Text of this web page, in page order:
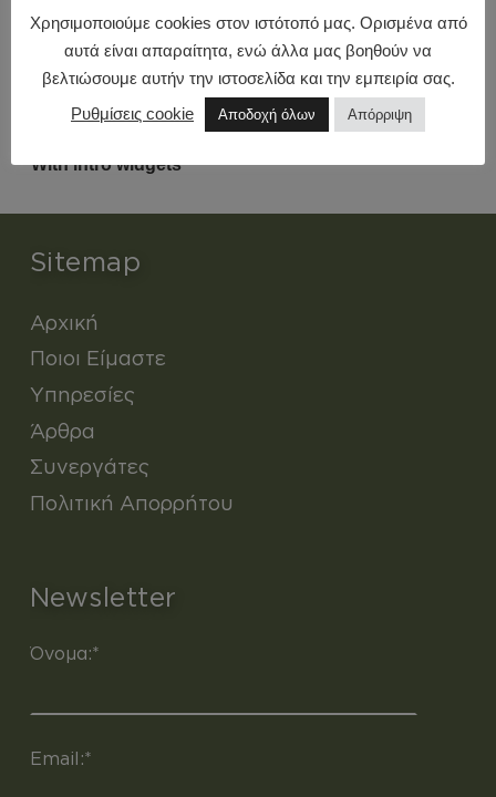
ΠΡΟΗΓΟΎΜΕΝΟ PROJECT
Traditional project layout
With intro widgets
Sitemap
Αρχική
Ποιοι Είμαστε
Υπηρεσίες
Άρθρα
Συνεργάτες
Πολιτική Απορρήτου
Newsletter
Όνομα:*
Email:*
Χρησιμοποιούμε cookies στον ιστότοπό μας. Ορισμένα από
αυτά είναι απαραίτητα, ενώ άλλα μας βοηθούν να
βελτιώσουμε αυτήν την ιστοσελίδα και την εμπειρία σας.
Ρυθμίσεις cookie
Αποδοχή όλων Απόρριψη